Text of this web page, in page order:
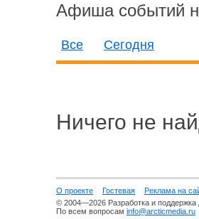
Афиша событий
Все Сегодня
Ничего не
О проекте Гостевая
Реклама на
© 2004—2026 Разработка и поддержка
По всем вопросам info@arcticmedia.ru